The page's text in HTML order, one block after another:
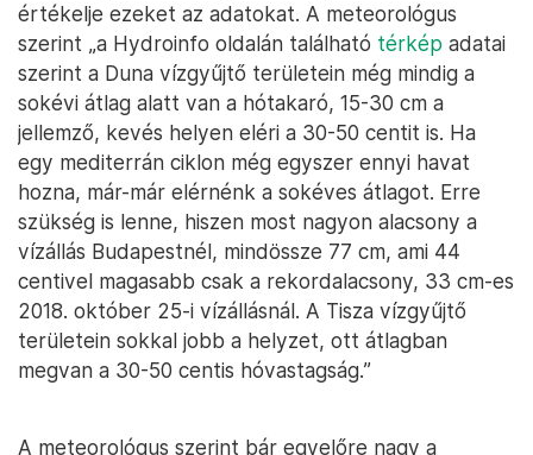
értékelje ezeket az adatokat. A meteorológus
szerint „a Hydroinfo oldalán található térkép adatai
szerint a Duna vízgyűjtő területein még mindig a
sokévi átlag alatt van a hótakaró, 15-30 cm a
jellemző, kevés helyen eléri a 30-50 centit is. Ha
egy mediterrán ciklon még egyszer ennyi havat
hozna, már-már elérnénk a sokéves átlagot. Erre
szükség is lenne, hiszen most nagyon alacsony a
vízállás Budapestnél, mindössze 77 cm, ami 44
centivel magasabb csak a rekordalacsony, 33 cm-es
2018. október 25-i vízállásnál. A Tisza vízgyűjtő
területein sokkal jobb a helyzet, ott átlagban
megvan a 30-50 centis hóvastagság.”
A meteorológus szerint bár egyelőre nagy a